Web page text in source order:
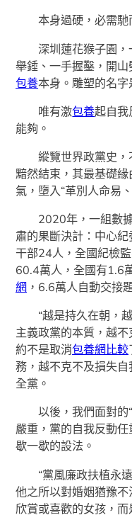
本身過硬，必需
深圳蓮花猴子園
舉錘、一手握鑿，開
包養本身。雕塑的名字
唯有激包養起自我
能夠。
縱覽世界政黨史
黯然結束，其最基礎
氣，墮入“革別人命易
2020年，一組數
肅的果斷決計：中心
干部24人，全國紀檢
60.4萬人，全國有1.6
網 ，6.6萬人自動交接
“越是持久在朝，
主義政黨的本質，越
約不是取消包養網比較
務，越不克不及損失
全黨。
以後，我們面對的
嚴重，黨的自我反動
歇一歇的設法。
“黨風廉政扶植永
他之所以對婚姻猶豫
欣賞或喜歡的女孩，